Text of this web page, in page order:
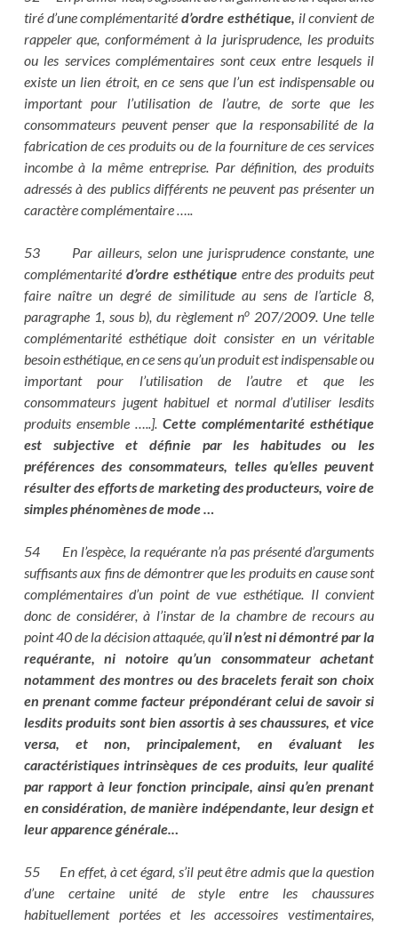
tiré d’une complémentarité d’ordre esthétique, il convient de
rappeler que, conformément à la jurisprudence, les produits
ou les services complémentaires sont ceux entre lesquels il
existe un lien étroit, en ce sens que l’un est indispensable ou
important pour l’utilisation de l’autre, de sorte que les
consommateurs peuvent penser que la responsabilité de la
fabrication de ces produits ou de la fourniture de ces services
incombe à la même entreprise. Par définition, des produits
adressés à des publics différents ne peuvent pas présenter un
caractère complémentaire …..
53 Par ailleurs, selon une jurisprudence constante, une
complémentarité d’ordre esthétiqueentre des produits peut
faire naître un degré de similitude au sens de l’article 8,
paragraphe 1, sous b), du règlement no207/2009. Une telle
complémentarité esthétique doit consister en un véritable
besoin esthétique, en ce sens qu’un produit est indispensable ou
important pour l’utilisation de l’autre et que les
consommateurs jugent habituel et normal d’utiliser lesdits
produits ensemble …..].Cette complémentarité esthétique
est subjective et définie par les habitudes ou les
préférences des consommateurs, telles qu’elles peuvent
résulter des efforts de marketing des producteurs, voire de
simples phénomènes de mode …
54 En l’espèce, la requérante n’a pas présenté d’arguments
suffisants aux fins de démontrer que les produits en cause sont
complémentaires d’un point de vue esthétique. Il convient
donc de considérer, à l’instar de la chambre de recours au
point 40 de la décision attaquée, qu’il n’est ni démontré par la
requérante, ni notoire qu’un consommateur achetant
notamment des montres ou des bracelets ferait son choix
en prenant comme facteur prépondérant celui de savoir si
lesdits produits sont bien assortis à ses chaussures, et vice
versa, et non, principalement, en évaluant les
caractéristiques intrinsèques de ces produits, leur qualité
par rapport à leur fonction principale, ainsi qu’en prenant
en considération, de manière indépendante, leur design et
leur apparence générale...
55 En effet, à cet égard, s’il peut être admis que la question
d’une certaine unité de style entre les chaussures
habituellement portées et les accessoires vestimentaires,